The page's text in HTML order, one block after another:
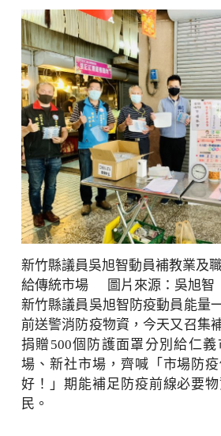
新竹縣議員吳旭智動員補教業及
給傳統市場 圖片來源：吳旭智
新竹縣議員吳旭智防疫動員能量
前送警消防疫物資，今天又召集
捐贈500個防護面罩分別給仁
場、新社市場，齊喊「市場防
好！」期能補足防疫前線必要
民。